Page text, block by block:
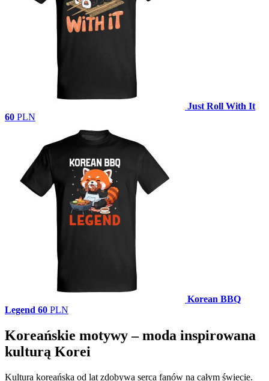
Just Roll With It
60 PLN
Korean BBQ
Legend 60 PLN
Koreańskie motywy – moda inspirowana
kulturą Korei
Kultura koreańska od lat zdobywa serca fanów na całym świecie.